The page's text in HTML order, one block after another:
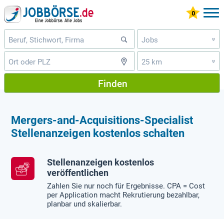
Jobs »
25 km »
Finden
Mergers-and-Acquisitions-Specialist
Stellenanzeigen kostenlos schalten
Stellenanzeigen kostenlos
veröffentlichen
Zahlen Sie nur noch für Ergebnisse. CPA = Cost
per Application macht Rekrutierung bezahlbar,
planbar und skalierbar.